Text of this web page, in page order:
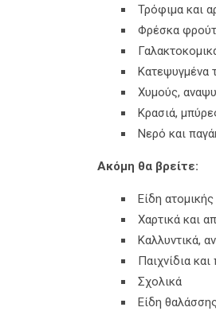
Τρόφιμα και
Φρέσκα
Κατεψυγμένα
Χυμούς,
Κρασιά,
Νερό και
Ακόμη θα βρείτε:
Είδη
Χαρτικά και
Καλλυντικά,
Παιχνίδια
Σχολικά
Είδη